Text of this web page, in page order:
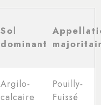
Sol
dominant
Argilo-
calcaire
Pouilly-
Fuissé